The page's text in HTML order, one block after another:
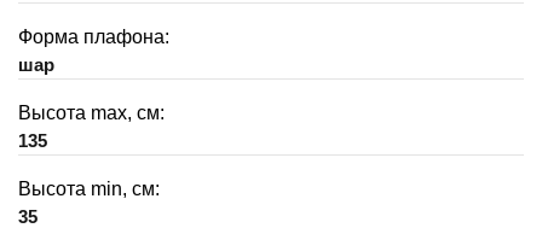
Форма плафона:
шар
Высота max, см:
135
Высота min, см:
35